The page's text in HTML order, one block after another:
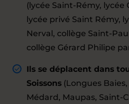
(lycée Saint-Rémy, lycée
lycée privé Saint Rémy,
Nerval, collège Saint-
collège Gérard Philipe
Ils se déplacent dans
Soissons (Longues
Médard, Maupas, Saint-